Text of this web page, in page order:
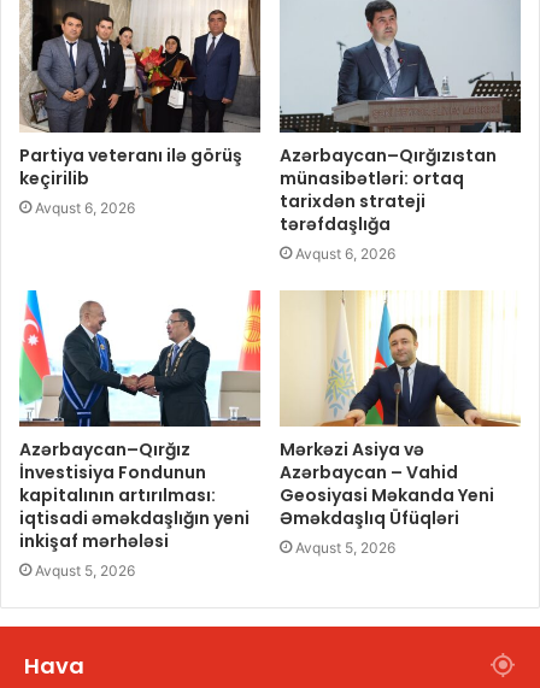
Partiya veteranı ilə görüş
keçirilib
Avqust 6, 2026
Azərbaycan–Qırğızıstan
münasibətləri: ortaq
tarixdən strateji
tərəfdaşlığa
Avqust 6, 2026
Azərbaycan–Qırğız
İnvestisiya Fondunun
kapitalının artırılması:
iqtisadi əməkdaşlığın yeni
inkişaf mərhələsi
Avqust 5, 2026
Mərkəzi Asiya və
Azərbaycan – Vahid
Geosiyasi Məkanda Yeni
Əməkdaşlıq Üfüqləri
Avqust 5, 2026
Hava